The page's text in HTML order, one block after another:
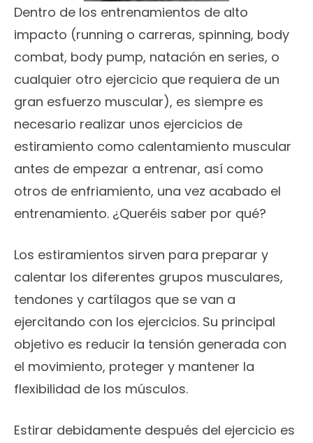
Dentro de los entrenamientos de alto
impacto (running o carreras, spinning, body
combat, body pump, natación en series, o
cualquier otro ejercicio que requiera de un
gran esfuerzo muscular), es siempre es
necesario realizar unos ejercicios de
estiramiento como calentamiento muscular
antes de empezar a entrenar, así como
otros de enfriamiento, una vez acabado el
entrenamiento. ¿Queréis saber por qué?
Los estiramientos sirven para preparar y
calentar los diferentes grupos musculares,
tendones y cartílagos que se van a
ejercitando con los ejercicios. Su principal
objetivo es reducir la tensión generada con
el movimiento, proteger y mantener la
flexibilidad de los músculos.
Estirar debidamente después del ejercicio es